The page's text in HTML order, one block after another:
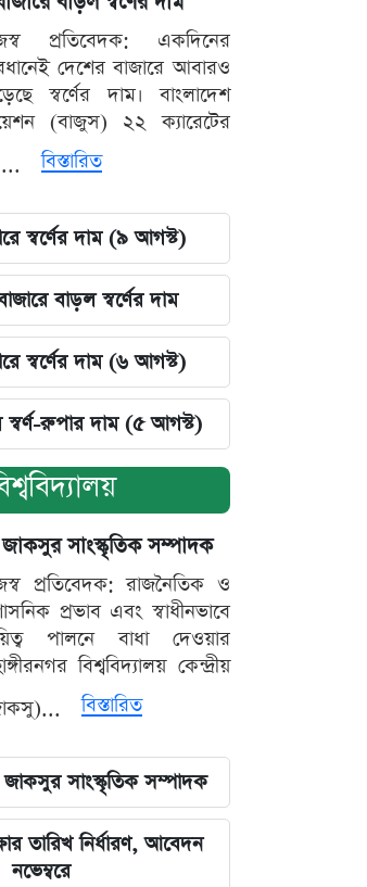
প্রতিবেদক: একদিনের
দেশের বাজারে আবারও
স্বর্ণের দাম। বাংলাদেশ
(বাজুস) ২২ ক্যারেটের
বিস্তারিত
স্বর্ণের দাম (৯ আগস্ট)
বাড়ল স্বর্ণের দাম
স্বর্ণের দাম (৬ আগস্ট)
রুপার দাম (৫ আগস্ট)
সাংস্কৃতিক সম্পাদক
প্রতিবেদক: রাজনৈতিক ও
প্রভাব এবং স্বাধীনভাবে
পালনে বাধা দেওয়ার
বিশ্ববিদ্যালয় কেন্দ্রীয়
বিস্তারিত
সাংস্কৃতিক সম্পাদক
তারিখ নির্ধারণ, আবেদন
নভেম্বরে